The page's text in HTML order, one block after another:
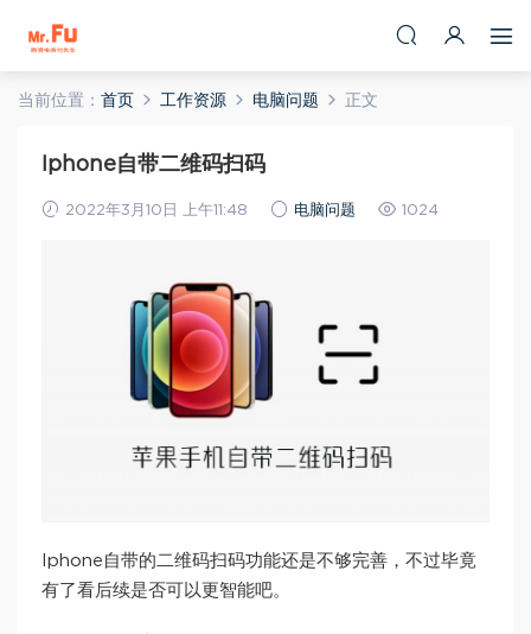
当前位置： 首页 工作资源 电脑问题 正文
Iphone自带二维码扫码
2022年3月10日 上午11:48 电脑问题 1024
Iphone自带的二维码扫码功能还是不够完善，不过毕竟
有了看后续是否可以更智能吧。